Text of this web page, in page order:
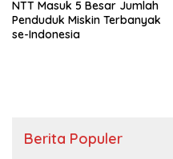
NTT Masuk 5 Besar Jumlah
Penduduk Miskin Terbanyak
se-Indonesia
Berita Populer